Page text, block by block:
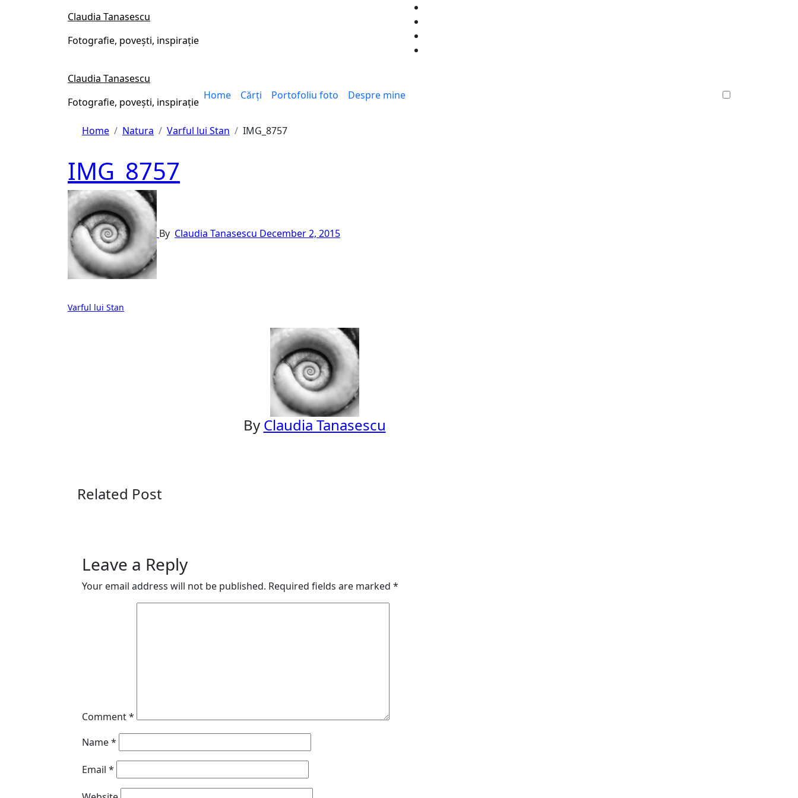
Claudia Tanasescu
Fotografie, povești, inspirație
Claudia Tanasescu
Fotografie, povești, inspirație
Home Cărți Portofoliu foto Despre mine
Home Natura Varful lui Stan IMG_8757
IMG_8757
By Claudia Tanasescu December 2, 2015
Post
Varful lui Stan
By Claudia Tanasescu
Related Post
Leave a Reply
Your email address will not be published. Required fields are marked *
Comment*
Name*
Email *